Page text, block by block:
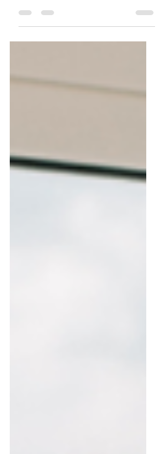
en ciudadano de los Estados Unidos.